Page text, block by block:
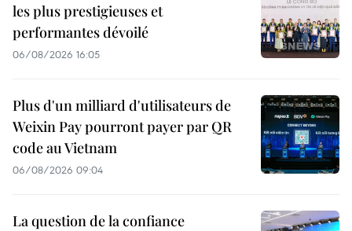
les plus prestigieuses et
performantes dévoilé
06/08/2026 16:05
Plus d'un milliard d'utilisateurs de
Weixin Pay pourront payer par QR
code au Vietnam
06/08/2026 09:04
La question de la confiance